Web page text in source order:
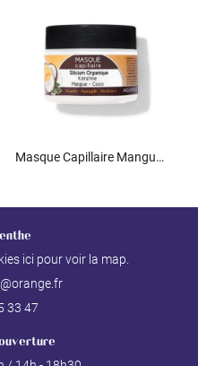
Masque Capillaire Mangue-Coco
ici pour voir la map.
33 47